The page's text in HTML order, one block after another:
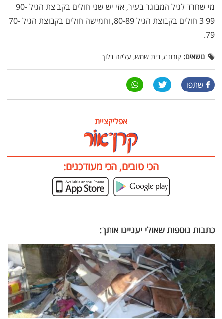
מי שחרד לגיל המבוגר בעיר, אזי יש שני חולים בקבוצת הגיל 90-
99 3 חולים בקבוצת הגיל 80-89, וחמישה חולים בקבוצת הגיל 70-
79.
נושאים: קורונה, בית שמש, עליזה בלוך
שתפו
אפליקציית
הכי טובים, הכי מעודכנים:
כתבות נוספות שאולי יעניינו אותך: